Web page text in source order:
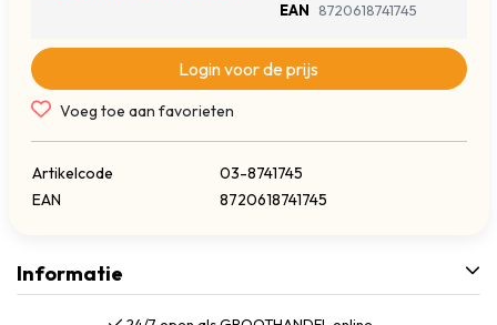
EAN
8720618741745
Login voor de prijs
Voeg toe aan favorieten
Artikelcode
03-8741745
EAN
8720618741745
Informatie